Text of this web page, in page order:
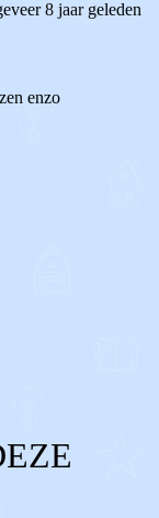
8 jaar geleden
enzo